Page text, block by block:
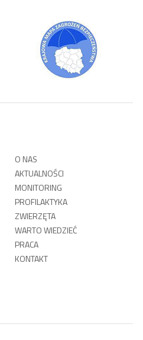
O NAS
AKTUALNOŚCI
MONITORING
PROFILAKTYKA
ZWIERZĘTA
WARTO WIEDZIEĆ
PRACA
KONTAKT